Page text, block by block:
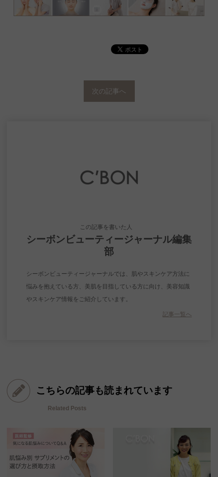
次の記事へ
この記事を書いた人
シーボンビューティージャーナル編集
部
シーボンビューティージャーナルでは、肌やスキンケア方法に
悩みを抱えている方、美肌を目指している方に向け、美容知識
やスキンケア情報をご紹介しています。
記事一覧へ
こちらの記事も読まれています
Related Posts